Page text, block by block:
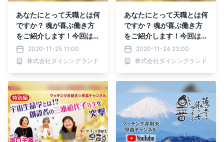
あなたにとって天職とは何
ですか？ 魂が喜ぶ働き方
をご紹介します！今回は
「宇宙生命学」です＾＾
2020-11-25 11:00
株式会社ダイシングランド
あなたにとって天職とは何
ですか？ 魂が喜ぶ働き方
をご紹介します！今回は
「宇宙生命学」です＾＾
2020-11-24 23:00
株式会社ダイシングランド